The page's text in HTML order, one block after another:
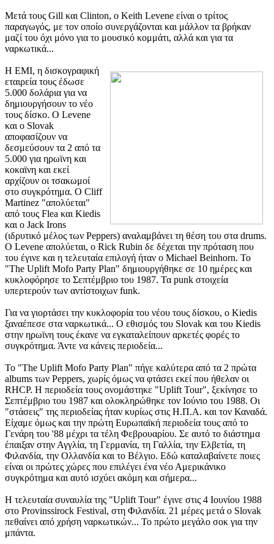
Μετά τους Gill και Clinton, o Keith Levene είναι ο τρίτος
παραγωγός, με τον οποίο συνεργάζονται και μάλλον τα βρήκαν
μαζί του όχι μόνο για το μουσικό κομμάτι, αλλά και για τα
ναρκωτικά...
Η ΕΜΙ, η δισκογραφική
εταιρεία τους έδωσε
5.000 δολάρια για να
δημιουργήσουν το νέο
τους δίσκο. Ο Levene
και ο Slovak
αποφασίζουν να
δεσμεύσουν τα 2 από τα
5.000 για ηρωϊνη και
κοκαϊνη και εκεί
αρχίζουν οι τσακωμοί
στο συγκρότημα. Ο Cliff
Martinez "απολύεται"
από τους Flea και Kiedis
και ο Jack Irons
(ιδρυτικό μέλος των Peppers) αναλαμβάνει τη θέση του στα drums.
Ο Levene απολύεται, ο Rick Rubin δε δέχεται την πρόταση που
του έγινε και η τελευταία επιλογή ήταν ο Michael Beinhorn. Το
"The Uplift Mofo Party Plan" δημιουργήθηκε σε 10 ημέρες και
κυκλοφόρησε το Σεπτέμβριο του 1987. Τα punk στοιχεία
υπερτερούν των αντίστοιχων funk.
Για να γιορτάσει την κυκλοφορία του νέου τους δίσκου, ο Kiedis
ξαναέπεσε στα ναρκωτικά... Ο εθισμός του Slovak και του Kiedis
στην ηρωϊνη τους έκανε να εγκαταλείπουν αρκετές φορές το
συγκρότημα. Άντε να κάνεις περιοδεία...
Το "The Uplift Mofo Party Plan" πήγε καλύτερα από τα 2 πρώτα
albums των Peppers, χωρίς όμως να φτάσει εκεί που ήθελαν οι
RHCP. Η περιοδεία τους ονομάστηκε "Uplift Tour", ξεκίνησε το
Σεπτέμβριο του 1987 και ολοκληρώθηκε τον Ιούνιο του 1988. Οι
"στάσεις" της περιοδείας ήταν κυρίως στις Η.Π.Α. και τον Καναδά.
Είχαμε όμως και την πρώτη Ευρωπαϊκή περιοδεία τους από το
Γενάρη του '88 μέχρι τα τέλη Φεβρουαρίου. Σε αυτό το διάστημα
έπαιξαν στην Αγγλία, τη Γερμανία, τη Γαλλία, την Ελβετία, τη
Φιλανδία, την Ολλανδία και το Βέλγιο. Εδώ καταλαβαίνετε ποιες
είναι οι πρώτες χώρες που επιλέγει ένα νέο Αμερικάνικο
συγκρότημα και αυτό ισχύει ακόμη και σήμερα...
Η τελευταία συναυλία της "Uplift Tour" έγινε στις 4 Ιουνίου 1988
στο Provinssirock Festival, στη Φιλανδία. 21 μέρες μετά ο Slovak
πεθαίνει από χρήση ναρκωτικών... Το πρώτο μεγάλο σοκ για την
μπάντα.